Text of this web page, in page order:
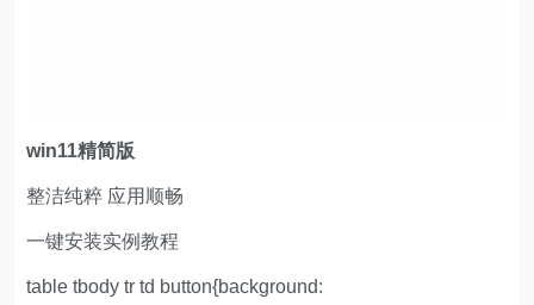
win11精简版
整洁纯粹 应用顺畅
一键安装实例教程
table tbody tr td button{background: